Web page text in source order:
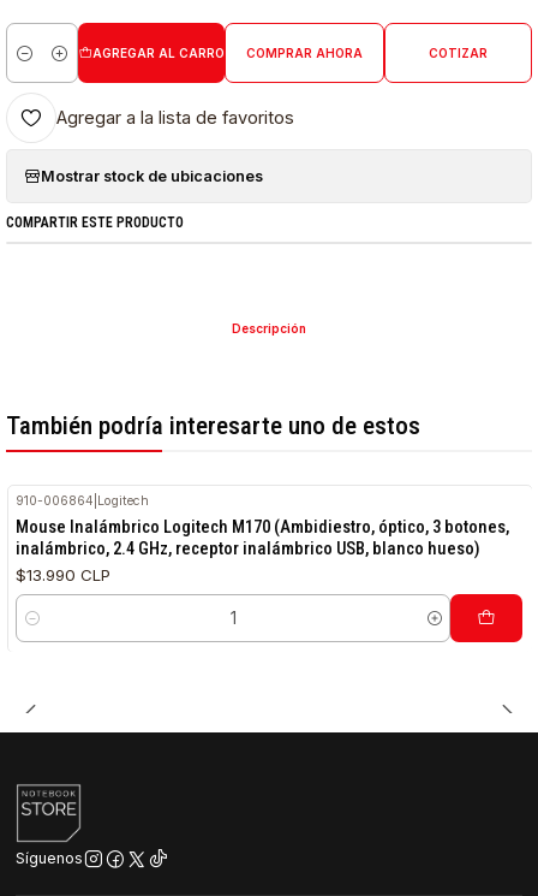
Cantidad
AGREGAR AL CARRO COMPRAR AHORA COTIZAR
Agregar a la lista de favoritos
Mostrar stock de ubicaciones
COMPARTIR ESTE PRODUCTO
Descripción
También podría interesarte uno de estos
910-006864 Logitech
Mouse Inalámbrico Logitech M170 (Ambidiestro, óptico, 3 botones,
inalámbrico, 2.4 GHz, receptor inalámbrico USB, blanco hueso)
$13.990 CLP
Cantidad
Síguenos